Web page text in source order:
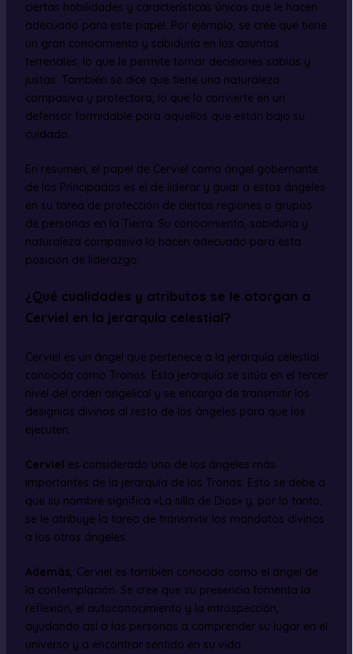
ciertas habilidades y características únicas que le hacen
adecuado para este papel. Por ejemplo, se cree que tiene
un gran conocimiento y sabiduría en los asuntos
terrenales, lo que le permite tomar decisiones sabias y
justas. También se dice que tiene una naturaleza
compasiva y protectora, lo que lo convierte en un
defensor formidable para aquellos que están bajo su
cuidado.
En resumen, el papel de Cerviel como ángel gobernante
de los Principados es el de liderar y guiar a estos ángeles
en su tarea de protección de ciertas regiones o grupos
de personas en la Tierra. Su conocimiento, sabiduría y
naturaleza compasiva lo hacen adecuado para esta
posición de liderazgo.
¿Qué cualidades y atributos se le otorgan a
Cerviel en la jerarquía celestial?
Cerviel es un ángel que pertenece a la jerarquía celestial
conocida como Tronos. Esta jerarquía se sitúa en el tercer
nivel del orden angelical y se encarga de transmitir los
designios divinos al resto de los ángeles para que los
ejecuten.
Cerviel es considerado uno de los ángeles más
importantes de la jerarquía de los Tronos. Esto se debe a
que su nombre significa «La silla de Dios» y, por lo tanto,
se le atribuye la tarea de transmitir los mandatos divinos
a los otros ángeles.
Además, Cerviel es también conocido como el ángel de
la contemplación. Se cree que su presencia fomenta la
reflexión, el autoconocimiento y la introspección,
ayudando así a las personas a comprender su lugar en el
universo y a encontrar sentido en su vida.